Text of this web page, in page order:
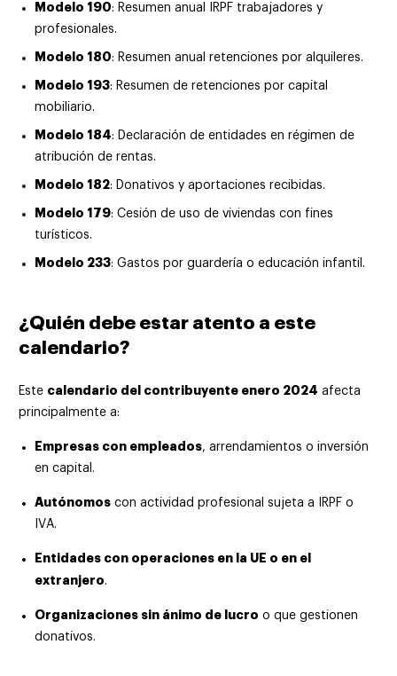
Modelo 190: Resumen anual IRPF trabajadores y
profesionales.
Modelo 180: Resumen anual retenciones por alquileres.
Modelo 193: Resumen de retenciones por capital
mobiliario.
Modelo 184: Declaración de entidades en régimen de
atribución de rentas.
Modelo 182: Donativos y aportaciones recibidas.
Modelo 179: Cesión de uso de viviendas con fines
turísticos.
Modelo 233: Gastos por guardería o educación infantil.
¿Quién debe estar atento a este
calendario?
Este calendario del contribuyente enero 2024 afecta
principalmente a:
Empresas con empleados, arrendamientos o inversión
en capital.
Autónomoscon actividad profesional sujeta a IRPF o
IVA.
Entidades con operaciones en la UE o en el
extranjero.
Organizaciones sin ánimo de lucro o que gestionen
donativos.